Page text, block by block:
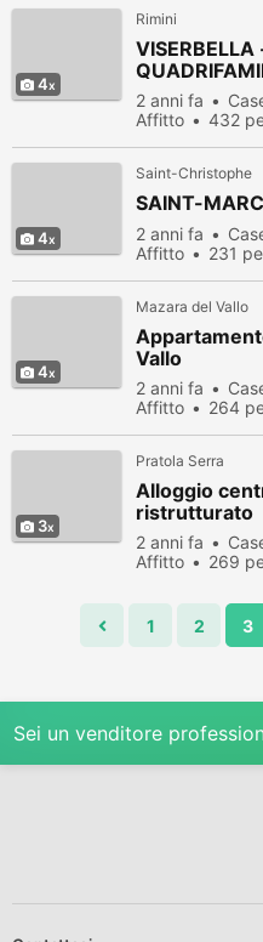
4
Rimini
VISERBELLA
2 anni fa
Affitto
432
4
Saint-Christophe
SAINT-
2 anni fa
Affitto
231
4
Mazara del Vallo
Vallo
2 anni fa
Affitto
264
3
Pratola Serra
Alloggio
ristrutturato
2 anni fa
Affitto
269
1 2 3
Sei un venditore